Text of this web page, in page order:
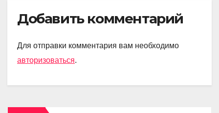
Добавить комментарий
Для отправки комментария вам необходимо
авторизоваться.